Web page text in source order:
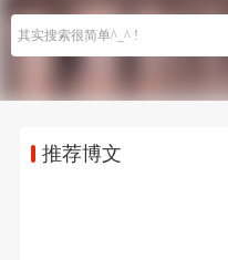
推荐博文